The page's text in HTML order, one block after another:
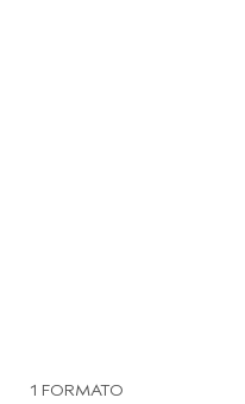
1 FORMATO